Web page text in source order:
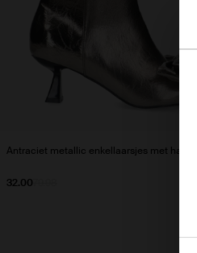
Antraciet metallic enkellaarsjes met hak
32.00